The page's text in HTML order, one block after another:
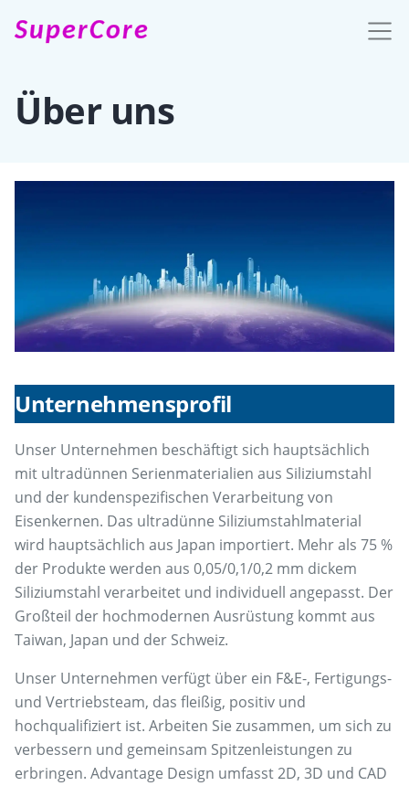
SuperCore
Über uns
Unternehmensprofil
Unser Unternehmen beschäftigt sich hauptsächlich
mit ultradünnen Serienmaterialien aus Siliziumstahl
und der kundenspezifischen Verarbeitung von
Eisenkernen. Das ultradünne Siliziumstahlmaterial
wird hauptsächlich aus Japan importiert. Mehr als 75 %
der Produkte werden aus 0,05/0,1/0,2 mm dickem
Siliziumstahl verarbeitet und individuell angepasst. Der
Großteil der hochmodernen Ausrüstung kommt aus
Taiwan, Japan und der Schweiz.
Unser Unternehmen verfügt über ein F&E-, Fertigungs-
und Vertriebsteam, das fleißig, positiv und
hochqualifiziert ist. Arbeiten Sie zusammen, um sich zu
verbessern und gemeinsam Spitzenleistungen zu
erbringen. Advantage Design umfasst 2D, 3D und CAD